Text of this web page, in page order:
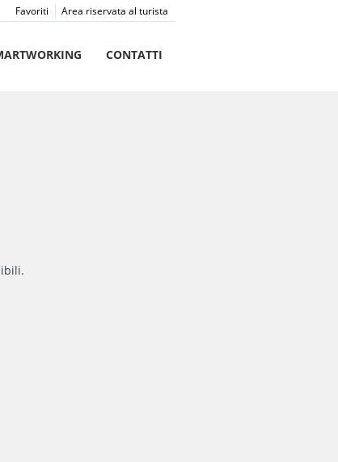
Area riservata al turista
Favoriti
CONTATTI